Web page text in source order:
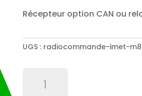
Récepteur option CAN ou
UGS : radiocommande-imet-